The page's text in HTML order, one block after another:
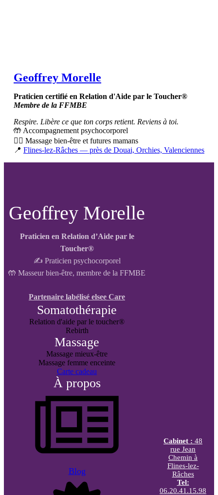
Geoffrey Morelle
Praticien certifié en Relation d'Aide par le Toucher®
Membre de la FFMBE
Respire. Libère ce que ton corps retient. Reviens à toi.
🤲 Accompagnement psychocorporel
💆‍♀️ Massage bien-être et futures mamans
📍 Flines-lez-Râches — près de Douai, Orchies, Valenciennes
Geoffrey Morelle
Praticien en Relation d’Aide par le
Toucher®
✍️ Praticien psychocorporel
🤲 Masseur bien-être, membre de la FFMBE
Partenaire labélisé elsee Care
Somatothérapie
Relation d'aide par le toucher®
Rebirth
Massage
Massage mieux-être
Massage femme enceinte
Carte cadeau
À propos
Blog
Cabinet : 48
rue Jean
Chemin à
Flines-lez-
Râches
Tel:
06.20.41.15.98